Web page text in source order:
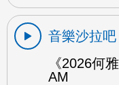
音樂沙拉吧
《2026何
AM